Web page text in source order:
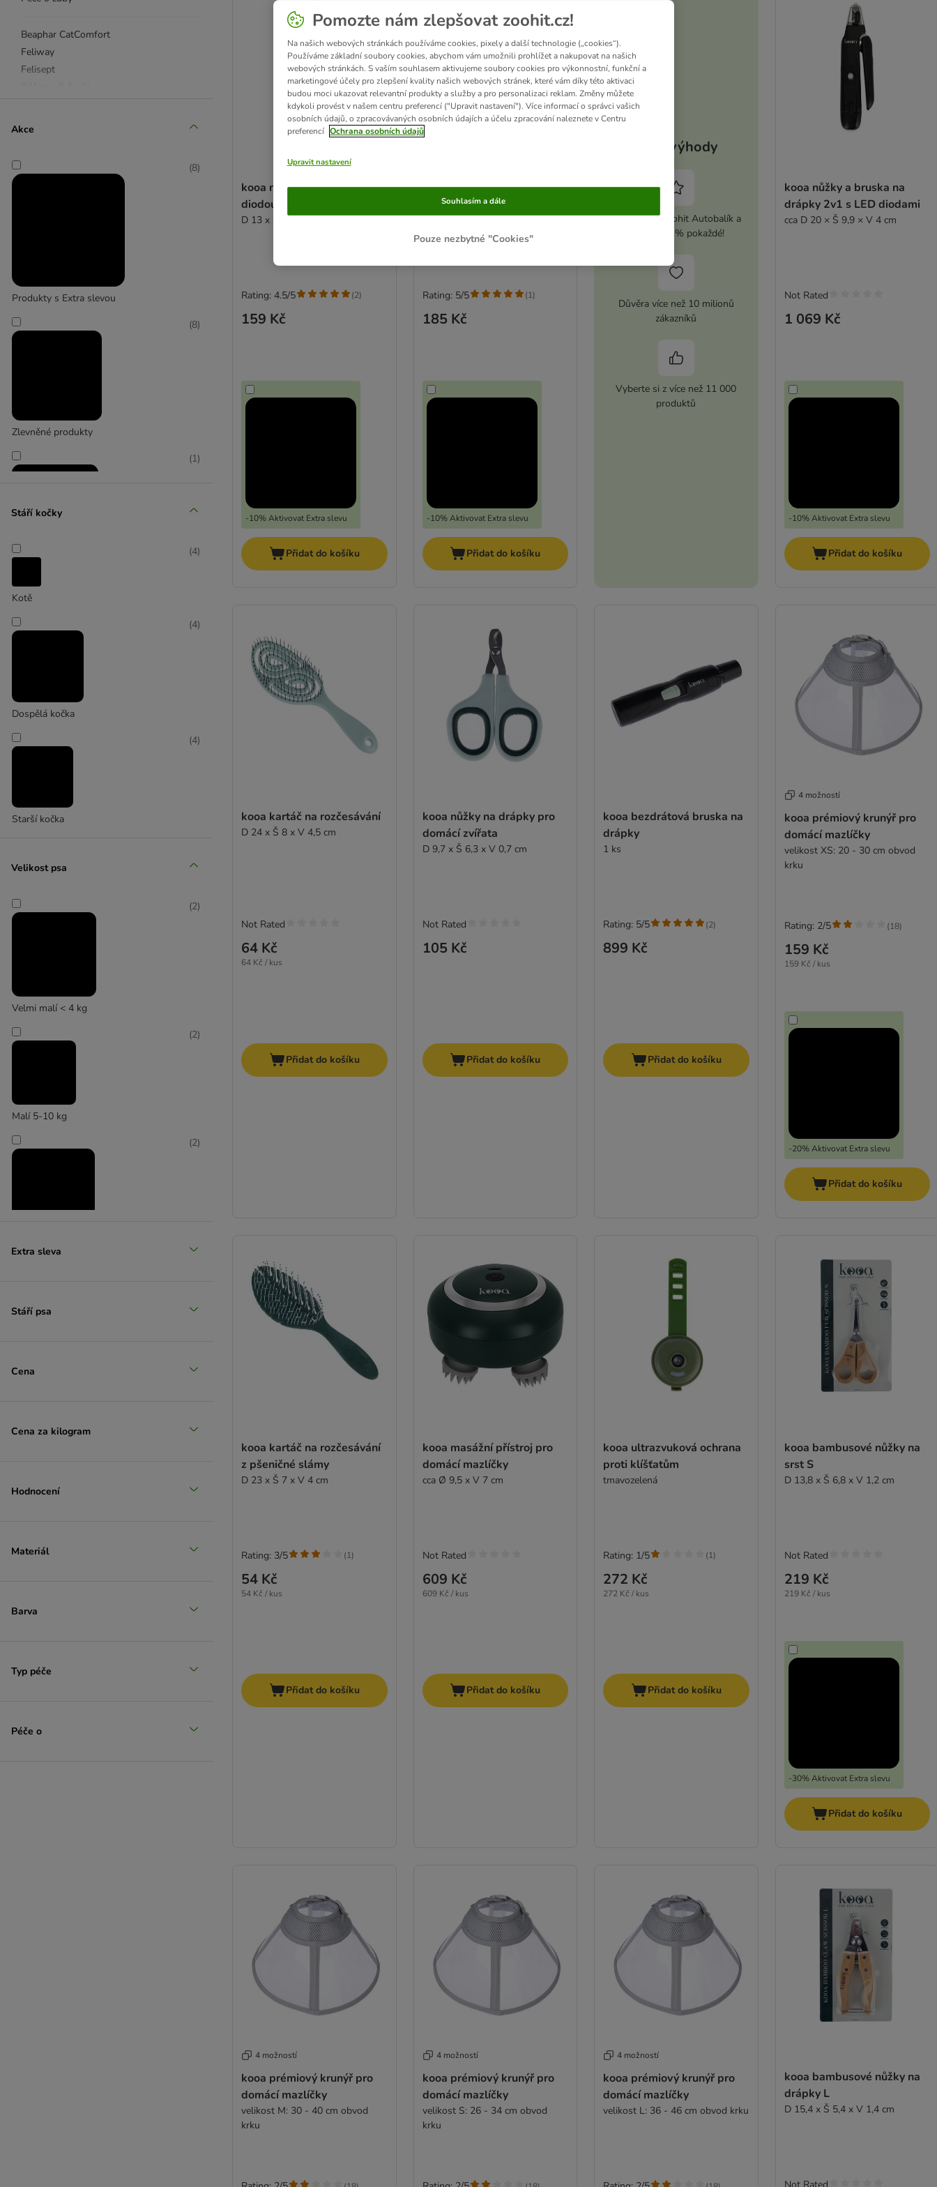
Beaphar CatComfort
Feliway
Felisept
Akce
Produkty s Extra slevou
(8)
Zlevněné produkty
(8)
zoohit doporučuje
(1)
Stáří kočky
Kotě
(4)
Dospělá kočka
(4)
Starší kočka
(4)
Velikost psa
Velmi malí < 4 kg
(2)
Malí 5-10 kg
(2)
(2)
Extra sleva
Stáří psa
Cena
Cena za kilogram
Hodnocení
Materiál
Barva
Typ péče
Péče o
kooa nůžky na drápky s LED
diodou
D 13 x Š 5 x V 2 cm
159 Kč
-10% Aktivovat Extra slevu
Rating: 4.5/5 (2)
Přidat do košíku
kooa kleště na drápky pro
D 15,9 x Š 6 x V 2,5 cm
185 Kč
-10% Aktivovat Extra slevu
Rating: 5/5 (1)
Přidat do košíku
Vaše výhody
Aktivujte si zoohit Autobalík a
ušetřete 5 % pokaždé!
Důvěra více než 10 milionů
zákazníků
Vyberte si z více než 11 000
produktů
kooa nůžky a bruska na
drápky 2v1 s LED diodami
cca D 20 × Š 9,9 × V 4 cm
1 069 Kč
-10% Aktivovat Extra slevu
Not Rated
Přidat do košíku
kooa kartáč na rozčesávání
D 24 x Š 8 x V 4,5 cm
64 Kč
64 Kč / kus
Not Rated
Přidat do košíku
kooa nůžky na drápky pro
domácí zvířata
D 9,7 x Š 6,3 x V 0,7 cm
105 Kč
Not Rated
Přidat do košíku
kooa bezdrátová bruska na
drápky
1 ks
899 Kč
Rating: 5/5 (2)
Přidat do košíku
4 možností
kooa prémiový krunýř pro
domácí mazlíčky
velikost XS: 20 - 30 cm obvod
krku
159 Kč
159 Kč / kus
-20% Aktivovat Extra slevu
Rating: 2/5 (18)
Přidat do košíku
kooa kartáč na rozčesávání
z pšeničné slámy
D 23 x Š 7 x V 4 cm
54 Kč
54 Kč / kus
Rating: 3/5 (1)
Přidat do košíku
kooa masážní přístroj pro
domácí mazlíčky
cca Ø 9,5 x V 7 cm
609 Kč
609 Kč / kus
Not Rated
Přidat do košíku
kooa ultrazvuková ochrana
proti klíšťatům
tmavozelená
272 Kč
272 Kč / kus
Rating: 1/5 (1)
Přidat do košíku
kooa bambusové nůžky na
srst S
D 13,8 x Š 6,8 x V 1,2 cm
219 Kč
219 Kč / kus
-30% Aktivovat Extra slevu
Not Rated
Přidat do košíku
4 možností
kooa prémiový krunýř pro
domácí mazlíčky
velikost M: 30 - 40 cm obvod
krku
4 možností
kooa prémiový krunýř pro
domácí mazlíčky
velikost S: 26 - 34 cm obvod
krku
4 možností
kooa prémiový krunýř pro
domácí mazlíčky
velikost L: 36 - 46 cm obvod krku
kooa bambusové nůžky na
drápky L
D 15,4 x Š 5,4 x V 1,4 cm
Pomozte nám zlepšovat zoohit.cz!
Na našich webových stránkách používáme cookies, pixely a další technologie („cookies“).
Používáme základní soubory cookies, abychom vám umožnili prohlížet a nakupovat na našich
webových stránkách. S vaším souhlasem aktivujeme soubory cookies pro výkonnostní, funkční a
marketingové účely pro zlepšení kvality našich webových stránek, které vám díky této aktivaci
budou moci ukazovat relevantní produkty a služby a pro personalizaci reklam. Změny můžete
kdykoli provést v našem centru preferencí ("Upravit nastavení"). Více informací o správci vašich
osobních údajů, o zpracovávaných osobních údajích a účelu zpracování naleznete v Centru
preferencí Ochrana osobních údajů
Upravit nastavení
Pouze nezbytné "Cookies"
Souhlasím a dále